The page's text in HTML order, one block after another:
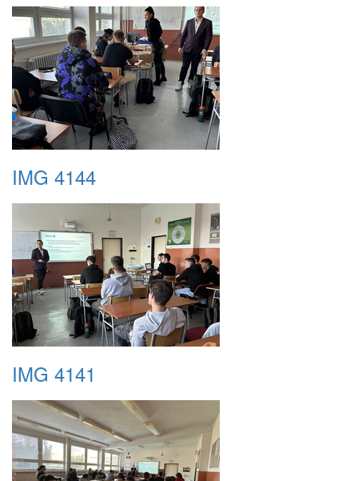
IMG 4144
IMG 4141